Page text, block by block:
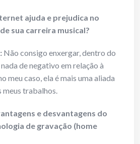
ajuda e prejudica no
sua carreira musical?
Não consigo enxergar, dentro do
de negativo em relação à
meu caso, ela é mais uma aliada
meus trabalhos.
e desvantagens do
de gravação (home